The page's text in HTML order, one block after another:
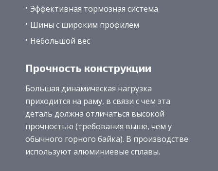
Эффективная тормозная система
Шины с широким профилем
Небольшой вес
Прочность конструкции
Большая динамическая нагрузка
приходится на раму, в связи с чем эта
деталь должна отличаться высокой
прочностью (требования выше, чем у
обычного горного байка). В производстве
используют алюминиевые сплавы.